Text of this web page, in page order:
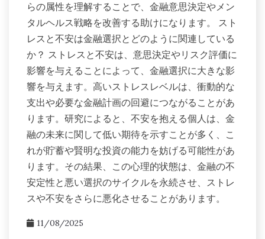
らの属性を理解することで、金融意思決定やメン
タルヘルス戦略を改善する助けになります。 スト
レスと不安は金融選択とどのように関連している
か？ ストレスと不安は、意思決定やリスク評価に
影響を与えることによって、金融選択に大きな影
響を与えます。高いストレスレベルは、衝動的な
支出や必要な金融計画の回避につながることがあ
ります。研究によると、不安を抱える個人は、金
融の未来に関して低い期待を示すことが多く、こ
れが貯蓄や賢明な投資の能力を妨げる可能性があ
ります。その結果、この心理的状態は、金融の不
安定性と悪い選択のサイクルを永続させ、ストレ
スや不安をさらに悪化させることがあります。
11/08/2025